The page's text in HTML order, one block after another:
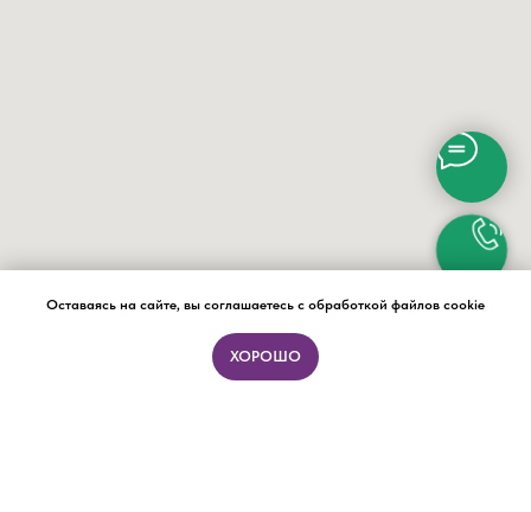
Оставаясь на сайте, вы соглашаетесь с обработкой файлов cookie
ХОРОШО
ПОДБОР ФОРМАТА ЗА 15 МИНУТ